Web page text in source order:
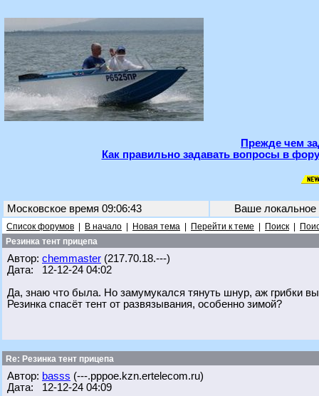
Прежде чем
Как правильно задавать вопросы в
Московское время 09:06:43 Ваше
Список форумов В начало Новая тема Перейти к теме Поиск
Резинка тент прицепа
Автор: chemmaster (217.70.18.---)
Дата: 12-12-24 04:02
Да, знаю что была. Но замумукался тянуть шнур, аж грибки
Резинка спасёт тент от развязывания, особенно зимой?
Re: Резинка тент прицепа
Автор: basss (---.pppoe.kzn.ertelecom.ru)
Дата: 12-12-24 04:09